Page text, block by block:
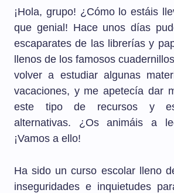
¡Hola, grupo! ¿Cómo lo estáis
que genial! Hace unos días
escaparates de las librerías y
llenos de los famosos
volver a estudiar algunas
vacaciones, y me apetecía dar
este tipo de recursos y
alternativas. ¿Os animáis a
¡Vamos a ello!
Ha sido un curso escolar lleno
inseguridades e inquietudes